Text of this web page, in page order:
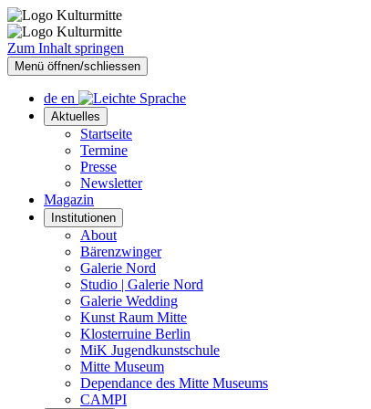
Zum Inhalt springen
Menü öffnen/schliessen
de en
Aktuelles
Startseite
Termine
Presse
Newsletter
Magazin
Institutionen
About
Bärenzwinger
Galerie Nord
Studio | Galerie Nord
Galerie Wedding
Kunst Raum Mitte
Klosterruine Berlin
MiK Jugendkunstschule
Mitte Museum
Dependance des Mitte Museums
CAMPI